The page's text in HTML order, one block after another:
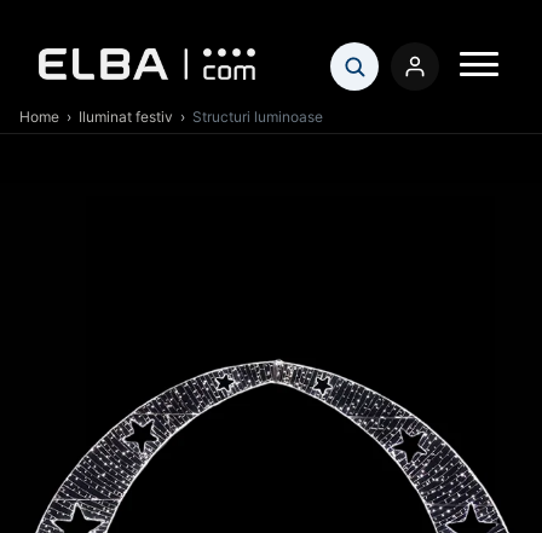
Home › Iluminat festiv › Structuri luminoase